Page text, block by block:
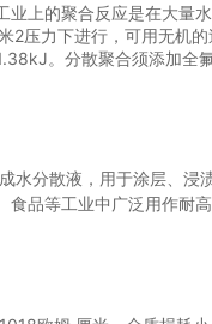
上的聚合反应是在大量
力下进行，可用无机的
。分散聚合须添加全
分散液，用于涂层、浸
品等工业中广泛用作耐